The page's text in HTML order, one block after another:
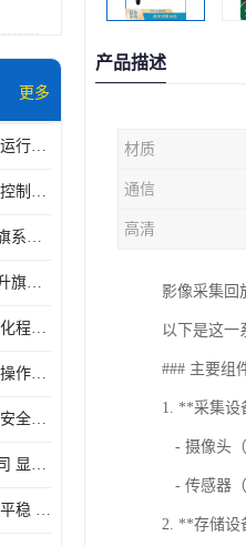
更多
西双版纳自动升旗系统 运行平稳 功能强大
乌兰察布自动升旗系统 控制灵活 设计简单 灵活 提高工作效率
白沙黎族自治县自动升旗系统 操作简单 提高工作效率 安装简单
克孜勒苏柯尔克孜自动升旗系统 运行平稳 安装简单
商丘自动升旗系统 自动化程度高 提高工作效率
淄博自动升旗系统厂家 操作简单 提高工作效率
计时成绩处理系统 数据安全稳定准确 提升场馆形象 操作简便
双鸭山计时计分系统公司 显示效果好 提升场馆形象
河源自动升旗系统 运行平稳 设计简单 灵活
产品描述
材质
通信
高清
影像采集回
以下是这一
### 主要组
1. **采集设
- 摄像头
- 传感器
2. **存储设